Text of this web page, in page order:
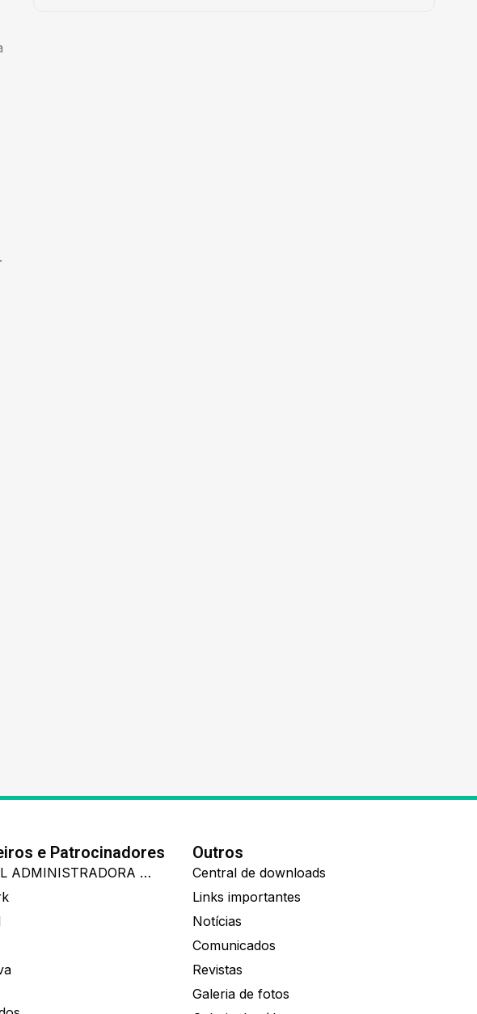
e Patrocinadores
IDEALL ADMINISTRADORA DE BENEFÍCIOS
Outros
Central de downloads
Links importantes
Notícias
Comunicados
Revistas
Galeria de fotos